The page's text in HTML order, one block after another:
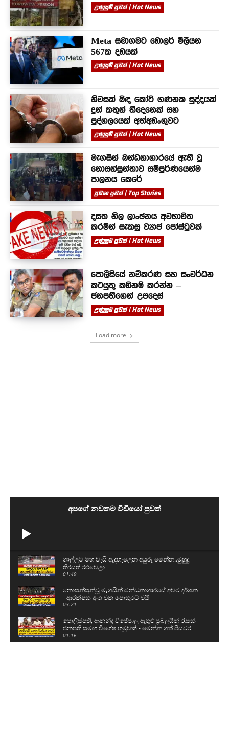
උණුසුම් පුවත් | Hot News
Meta සමාගමට ඩොලර් මිලියන
567ක දඩයක්
උණුසුම් පුවත් | Hot News
නිවසක් බිඳ කෝටි ගණනක සුද්දයක්
දුන් කතුන් තිදෙනෙක් සහ
පුද්ගලයෙක් අත්අඩංගුවට
උණුසුම් පුවත් | Hot News
මැගසින් බන්ධනාගාරයේ ඇති වූ
නොසන්සුන්තාව සම්පූර්ණයෙන්ම
පාලනය කෙරේ
ප්‍රධාන පුවත් | Top Stories
දසත නිල ලාංඡනය අවභාවිත
කරමින් සැකසූ ව්‍යාජ පෝස්ටුවක්
උණුසුම් පුවත් | Hot News
පොලීසියේ නවීකරණ සහ සංවර්ධන
කටයුතු කඩිනම් කරන්න –
ජනපතිගෙන් උපදෙස්
උණුසුම් පුවත් | Hot News
Load more
අපගේ නවතම වීඩියෝ පුවත්
ගාල්ලට මහ වැසි ඇදහැලෙන අයුරු මෙන්න..මුහුදු
තීරයත් රළුවෙලා
01:49
නොසන්සුන්වූ මැගසින් බන්ධනාගාරයේ අවට දර්ශන
- ආරක්ෂක අංශ එක පොකුරට එයි
03:21
පොලිස්පති, ආනන්ද විජේපාල ඇතුළු ප්‍රබලයින් රැසක්
ජනපති සමඟ විශේෂ හමුවක් - මෙන්න ගත් පියවර
01:16